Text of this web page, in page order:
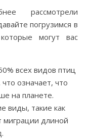
рассмотрели
погрузимся в
могут вас
всех видов птиц
означает, что
на планете.
виды, такие как
миграции длиной